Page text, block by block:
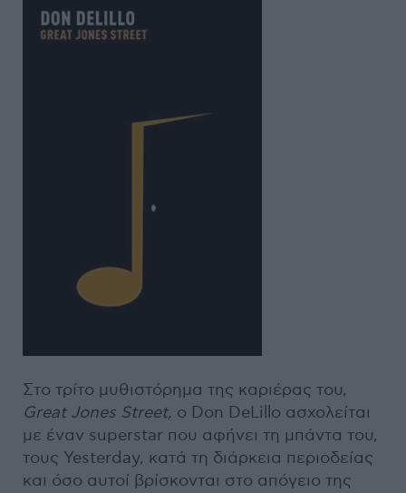
Στο τρίτο μυθιστόρημα της καριέρας του,
GreatJones Street, ο Don DeLillo ασχολείται
με έναν superstar που αφήνει τη μπάντα του,
τους Yesterday, κατά τη διάρκεια περιοδείας
και όσο αυτοί βρίσκονται στο απόγειο της